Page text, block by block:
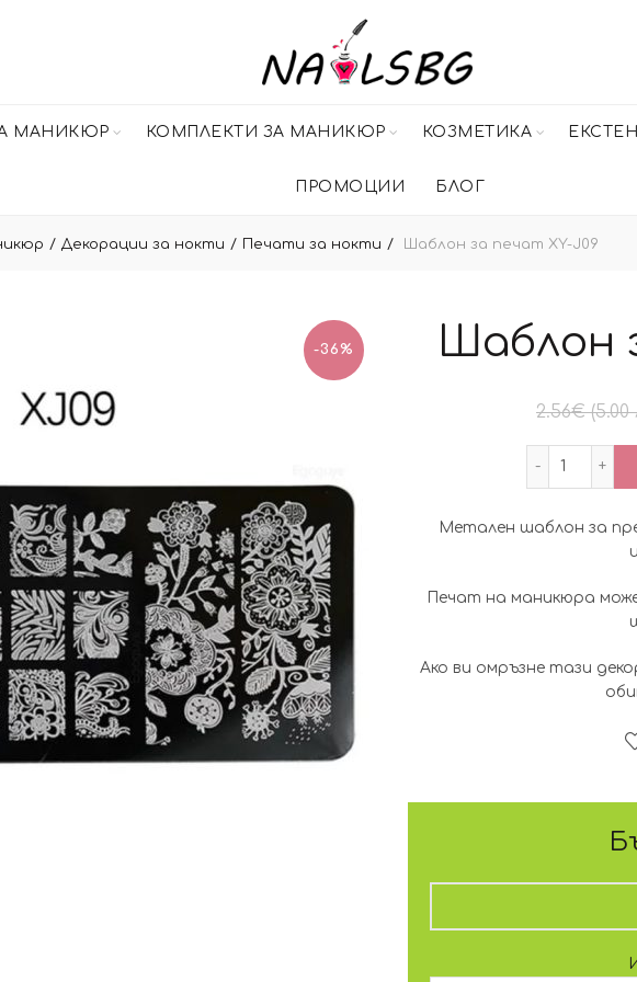
МАНИКЮР КОМПЛЕКТИ ЗА МАНИКЮР КОЗМЕТИКА
ПРОМОЦИИ БЛОГ
Декорации за нокти Печати за нокти Шаблон за печат XY-J09
-36% Шаблон
2.56€ (5.00
Метален шаблон за
Печат на маникюра
Ако ви омръзне тази